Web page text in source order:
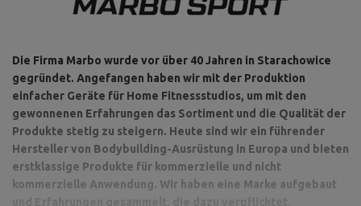
Die Firma Marbo wurde vor über 40 Jahren in Starachowice
gegründet. Angefangen haben wir mit der Produktion
einfacher Geräte für Home Fitnessstudios, um mit den
gewonnenen Erfahrungen das Sortiment und die Qualität der
Produkte stetig zu steigern. Heute sind wir ein führender
Hersteller von Bodybuilding-Ausrüstung in Europa und bieten
erstklassige Produkte für kommerzielle und nicht
kommerzielle Anwendung. Wir haben eine Marke aufgebaut